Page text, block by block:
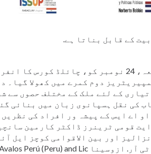
کے قابل بناتا ہے.
جمعہ، 24 نومبر کو، چائلڈ کورس
دوم کمرے میں کھولا گیا۔
کے لئے ملک کے مختلف حصوں سے
کی نقل ہسپانوی زبان میں بنائی
اے ایس کے پیشہ ور افراد کی
قومی ٹرینرز ڈاکٹر کارمین
اور بین الاقوامی کوچز ایل